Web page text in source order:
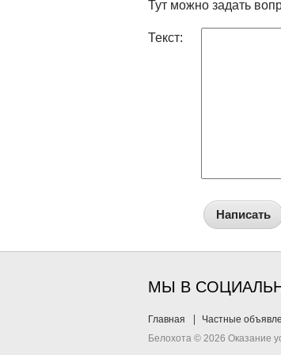
Тут можно задать
Текст:
Написать
МЫ В
Главная Частные
Белохота © 2026 Оказание